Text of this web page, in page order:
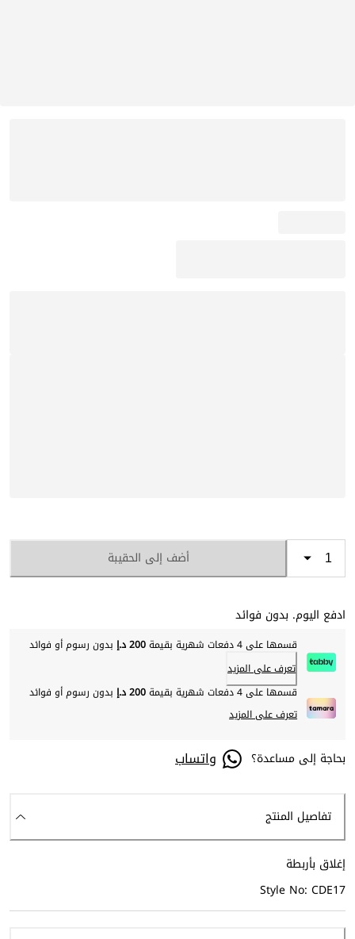
أضف إلى الحقيبة
ادفع اليوم. بدون فوائد
قسمها على 4 دفعات شهرية بقيمة 200 د.إ
بدون رسوم أو فوائد
تعرف على المزيد
قسمها على 4 دفعات شهرية بقيمة
200 د.إ
بدون رسوم أو فوائد
تعرف على المزيد
بحاجة إلى مساعدة؟ واتساب
تفاصيل المنتج
إغلاق بأربطة
Style No: CDE17